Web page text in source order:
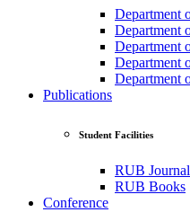
Department
Department
Department
Department
Department
Publications
Student Facilities
RUB
RUB Books
Conference